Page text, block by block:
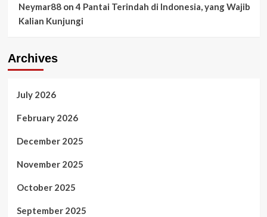
Neymar88on4 Pantai Terindah di Indonesia, yang Wajib
Kalian Kunjungi
Archives
July 2026
February 2026
December 2025
November 2025
October 2025
September 2025